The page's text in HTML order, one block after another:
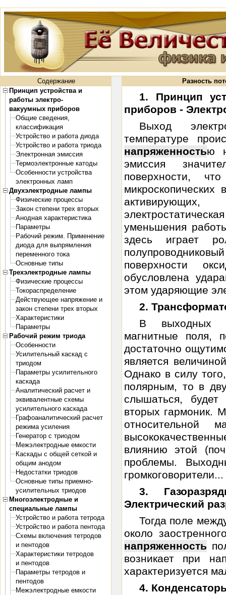
Содержание
Принцип устройства и
работы электро-
вакуумных приборов
Общие сведения,
классификация
Устройство и работа диода
Устройство и работа триода
Электронная эмиссия
Термоэлектронные катоды
Особенности устройства
электронных ламп
Двухэлектродные лампы
Физические процессы
Закон степени трех вторых
Анодная характеристика
Параметры
Рабочий режим. Применение
диода для выпрямления
переменного тока
Основные типы
Трехэлектродные лампы
Физические процессы
Токораспределение
Действующее напряжение и
закон степени трех вторых
Характеристики
Параметры
Рабочий режим триода
Особенности
Усилительный каскад с
триодом
Параметры усилительного
каскада
Аналитический расчет и
эквивалентные схемы
усилительного каскада
Графоаналитический расчет
режима усиления
Генератор с триодом
Межэлектродные емкости
Каскады с общей сеткой и
общим анодом
Недостатки триодов
Основные типы приемно-
усилительных триодов
Многоэлектродные и
специальные лампы
Устройство и работа тетрода
Устройство и работа пентода
Схемы включения тетродов
и пентодов
Характеристики тетродов
и пентодов
Параметры тетродов и
пентодов
Межэлектродные емкости
Разность
1. Принцип
приборов -
Выход
температуре
напряженностью
эмиссия
поверхности,
уменьшения
здесь играет
поверхности
обусловлена
этом ударяющие
2.
В выходных
магнитные поля,
достаточно
является
Однако в силу
полярным, то в
слышаться, будет
вторых гармоник.
относительной
влиянию этой
проблемы.
громкоговорители...
3.
Электрический
Тогда поле
около
напряженность
возникает при
характеризуется
4.